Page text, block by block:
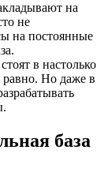
на
не
на постоянные
в настолько
равно. Но даже в
база